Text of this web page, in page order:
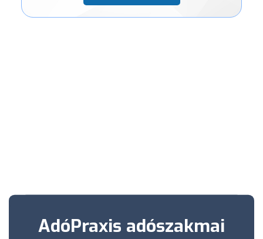
AdóPraxis adószakmai